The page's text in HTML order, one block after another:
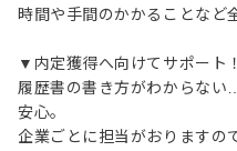
時間や手間のかかることなど
▼内定獲得へ向けてサポート！
履歴書の書き方がわからな
安心。
企業ごとに担当がおりますの